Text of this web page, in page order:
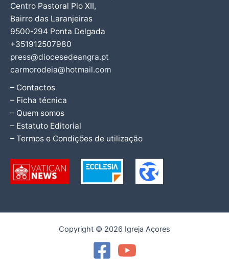
Centro Pastoral Pio XII,
Bairro das Laranjeiras
9500-294 Ponta Delgada
+351912507980
press@diocesedeangra.pt
carmorodeia@hotmail.com
– Contactos
– Ficha técnica
– Quem somos
– Estatuto Editorial
– Termos e Condições de utilização
Copyright © 2026 Igreja Açores